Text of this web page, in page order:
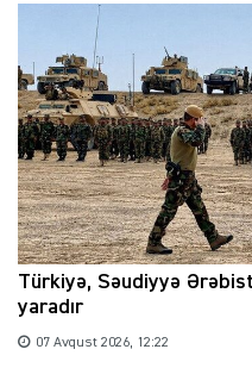
Türkiyə, Səudiyyə
yaradır
07 Avqust 2026, 12:22